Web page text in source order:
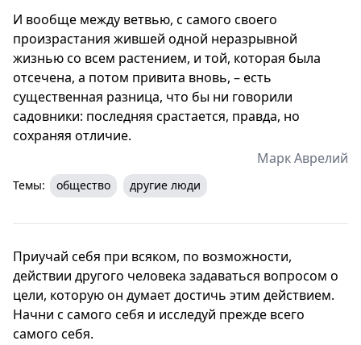
И вообще между ветвью, с самого своего
произрастания жившей одной неразрывной
жизнью со всем растением, и той, которая была
отсечена, а потом привита вновь, – есть
существенная разница, что бы ни говорили
садовники: последняя срастается, правда, но
сохраняя отличие.
Марк Аврелий
Темы: общество другие люди
Приучай себя при всяком, по возможности,
действии другого человека задаваться вопросом о
цели, которую он думает достичь этим действием.
Начни с самого себя и исследуй прежде всего
самого себя.